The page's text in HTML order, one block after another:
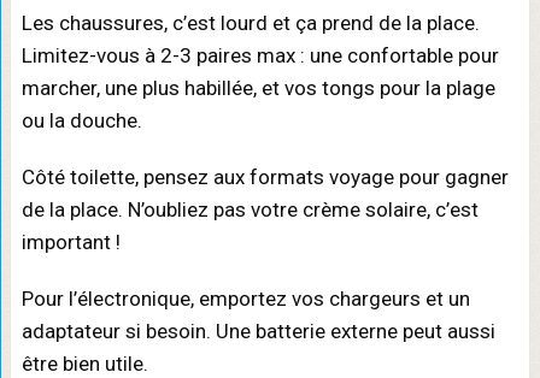
Les chaussures, c’est lourd et ça prend de la place.
Limitez-vous à 2-3 paires max : une confortable pour
marcher, une plus habillée, et vos tongs pour la plage
ou la douche.
Côté toilette, pensez aux formats voyage pour gagner
de la place. N’oubliez pas votre crème solaire, c’est
important !
Pour l’électronique, emportez vos chargeurs et un
adaptateur si besoin. Une batterie externe peut aussi
être bien utile.